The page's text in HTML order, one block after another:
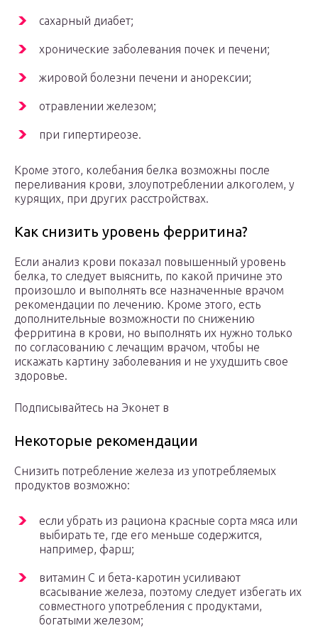
сахарный диабет;
хронические заболевания почек и печени;
жировой болезни печени и анорексии;
отравлении железом;
при гипертиреозе.
Кроме этого, колебания белка возможны после
переливания крови, злоупотреблении алкоголем, у
курящих, при других расстройствах.
Как снизить уровень ферритина?
Если анализ крови показал повышенный уровень
белка, то следует выяснить, по какой причине это
произошло и выполнять все назначенные врачом
рекомендации по лечению. Кроме этого, есть
дополнительные возможности по снижению
ферритина в крови, но выполнять их нужно только
по согласованию с лечащим врачом, чтобы не
искажать картину заболевания и не ухудшить свое
здоровье.
Подписывайтесь на Эконет в
Некоторые рекомендации
Снизить потребление железа из употребляемых
продуктов возможно:
если убрать из рациона красные сорта мяса или
выбирать те, где его меньше содержится,
например, фарш;
витамин С и бета-каротин усиливают
всасывание железа, поэтому следует избегать их
совместного употребления с продуктами,
богатыми железом;